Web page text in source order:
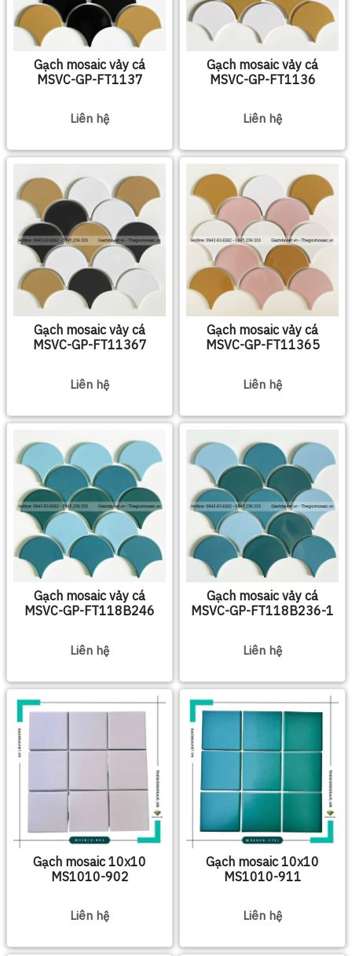
Gạch mosaic vảy cá
MSVC-GP-FT1137
Liên hệ
Gạch mosaic vảy cá
MSVC-GP-FT1136
Liên hệ
Gạch mosaic vảy cá
MSVC-GP-FT11367
Liên hệ
Gạch mosaic vảy cá
MSVC-GP-FT11365
Liên hệ
Gạch mosaic vảy cá
MSVC-GP-FT118B246
Liên hệ
Gạch mosaic vảy cá
MSVC-GP-FT118B236-1
Liên hệ
Gạch mosaic 10x10
MS1010-902
Liên hệ
Gạch mosaic 10x10
MS1010-911
Liên hệ